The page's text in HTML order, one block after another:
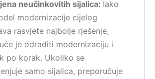
neučinkovitih sijalica: Iako
modernizacije cijelog
rasvjete najbolje rješenje,
je odraditi modernizaciju i
po korak. Ukoliko se
samo sijalica, preporučuje